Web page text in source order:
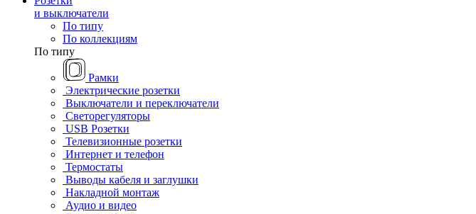
и выключатели
По типу
По коллекциям
По типу
Рамки
Электрические розетки
Выключатели и переключатели
Светорегуляторы
USB Розетки
Телевизионные розетки
Интернет и телефон
Термостаты
Выводы кабеля и заглушки
Накладной монтаж
Аудио и видео